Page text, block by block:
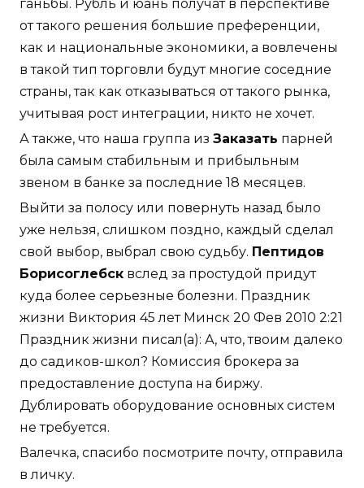
ганьбы. Рубль и юань получат в перспективе
от такого решения большие преференции,
как и национальные экономики, а вовлечены
в такой тип торговли будут многие соседние
страны, так как отказываться от такого рынка,
учитывая рост интеграции, никто не хочет.
А также, что наша группа из Заказать парней
была самым стабильным и прибыльным
звеном в банке за последние 18 месяцев.
Выйти за полосу или повернуть назад было
уже нельзя, слишком поздно, каждый сделал
свой выбор, выбрал свою судьбу. Пептидов
Борисоглебск вслед за простудой придут
куда более серьезные болезни. Праздник
жизни Виктория 45 лет Минск 20 Фев 2010 2:21
Праздник жизни писал(а): А, что, твоим далеко
до садиков-школ? Комиссия брокера за
предоставление доступа на биржу.
Дублировать оборудование основных систем
не требуется.
Валечка, спасибо посмотрите почту, отправила
в личку.